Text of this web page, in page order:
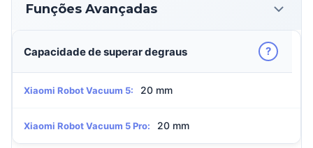
Funções Avançadas
Capacidade de superar degraus ?
Xiaomi Robot Vacuum 5: 20 mm
Xiaomi Robot Vacuum 5 Pro: 20 mm